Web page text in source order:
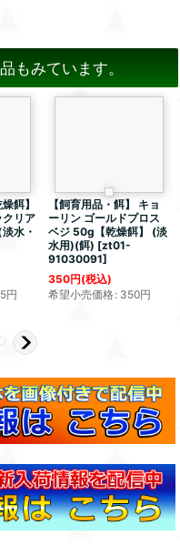
もみています。
餌】
リア
水・
円
【飼育用品・餌】 キョ
ーリン ゴールドプロス
ベジ 50g【乾燥餌】 (淡
水用)(餌) [zt01-
91030091]
350円(税込)
希望小売価格: 350円